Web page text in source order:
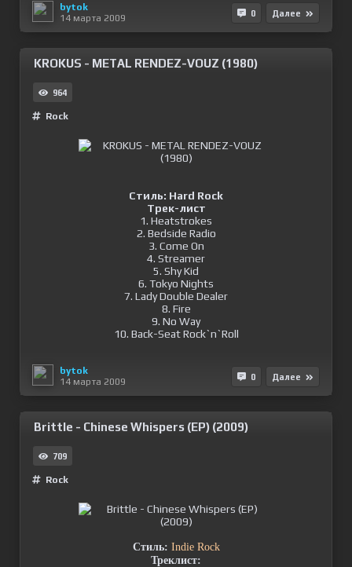
bytok
14 марта 2009
0 Далее
KROKUS - METAL RENDEZ-VOUZ (1980)
964
Rock
Стиль: Hard Rock
Трек-лист
1. Heatstrokes
2. Bedside Radio
3. Come On
4. Streamer
5. Shy Kid
6. Tokyo Nights
7. Lady Double Dealer
8. Fire
9. No Way
10. Back-Seat Rock`n`Roll
bytok
14 марта 2009
0 Далее
Brittle - Chinese Whispers (EP) (2009)
709
Rock
Стиль: Indie Rock
Треклист: